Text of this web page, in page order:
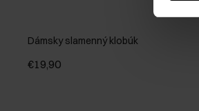
Dámsky slamenný klobúk
€19,90